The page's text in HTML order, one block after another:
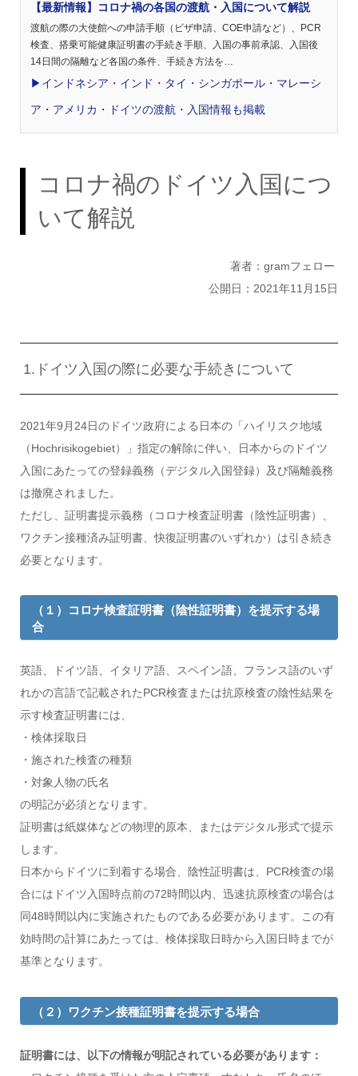
【最新情報】コロナ禍の各国の渡航・入国について解説
渡航の際の大使館への申請手順（ビザ申請、COE申請など）、PCR
検査、搭乗可能健康証明書の手続き手順、入国の事前承認、入国後
14日間の隔離など各国の条件、手続き方法を…
▶︎インドネシア・インド・タイ・シンガポール・マレーシ
ア・アメリカ・ドイツの渡航・入国情報も掲載
コロナ禍のドイツ入国につ
いて解説
著者：gramフェロー
公開日：2021年11月15日
1.ドイツ入国の際に必要な手続きについて
2021年9月24日のドイツ政府による日本の​​「ハイリスク地域
（Hochrisikogebiet）」指定の解除に伴い、日本からのドイツ
入国にあたっての登録義務（デジタル入国登録）及び隔離義務
は撤廃されました。
ただし、証明書提示義務（コロナ検査証明書（陰性証明書）、
ワクチン接種済み証明書、快復証明書のいずれか）は引き続き
必要となります。
（１）コロナ検査証明書（陰性証明書）を提示する場
合
英語、ドイツ語、イタリア語、スペイン語、フランス語のいず
れかの言語で記載されたPCR検査または抗原検査の陰性結果を
示す検査証明書には、
・検体採取日
・施された検査の種類
・対象人物の氏名
の明記が必須となります。
証明書は紙媒体などの物理的原本、またはデジタル形式で提示
します。
日本からドイツに到着する場合、陰性証明書は、PCR検査の場
合にはドイツ入国時点前の72時間以内、迅速抗原検査の場合は
同48時間以内に実施されたものである必要があります。この有
効時間の計算にあたっては、検体採取日時から入国日時までが
基準となります。
（２）ワクチン接種証明書を提示する場合
証明書には、以下の情報が明記されている必要があります：